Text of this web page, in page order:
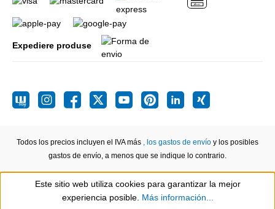
Expediere produse
Todos los precios incluyen el IVA más , los gastos de envío y los posibles
gastos de envío, a menos que se indique lo contrario.
Show toolbar
Este sitio web utiliza cookies para garantizar la mejor
experiencia posible. Más información...